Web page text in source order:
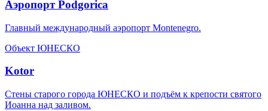
Аэропорт Podgorica
Главный международный аэропорт Montenegro.
Объект ЮНЕСКО
Kotor
Стены старого города ЮНЕСКО и подъём к крепости святого
Иоанна над заливом.